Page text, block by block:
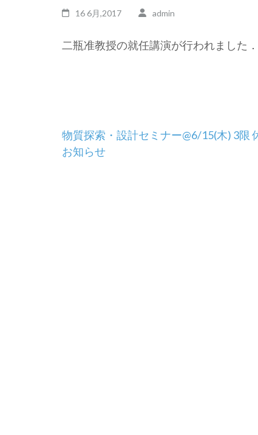
16 6月,2017 admin
二瓶准教授の就任講演が行われました．
投
稿
物質探索・設計セミナー@6/15(木) 3限
お知らせ